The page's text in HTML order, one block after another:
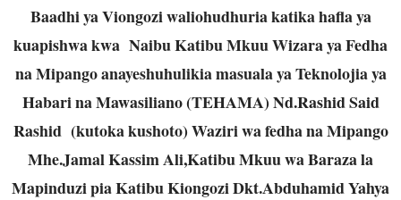
Baadhi ya Viongozi waliohudhuria katika hafla ya
kuapishwa kwa Naibu Katibu Mkuu Wizara ya Fedha
na Mipango anayeshuhulikia masuala ya Teknolojia ya
Habari na Mawasiliano (TEHAMA) Nd.Rashid Said
Rashid (kutoka kushoto) Waziri wa fedha na Mipango
Mhe.Jamal Kassim Ali,Katibu Mkuu wa Baraza la
Mapinduzi pia Katibu Kiongozi Dkt.Abduhamid Yahya